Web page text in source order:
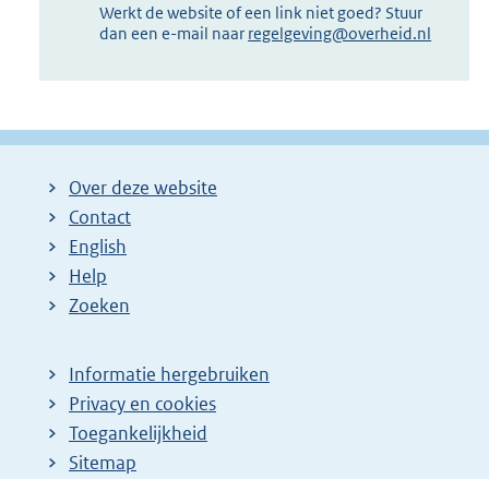
Werkt de website of een link niet goed? Stuur
dan een e-mail naar regelgeving@overheid.nl
Over deze website
Contact
English
Help
Zoeken
Informatie hergebruiken
Privacy en cookies
Toegankelijkheid
Sitemap